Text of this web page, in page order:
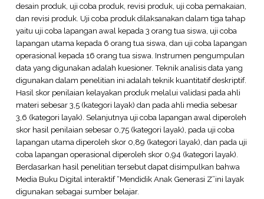
desain produk, uji coba produk, revisi produk, uji coba pemakaian,
dan revisi produk. Uji coba produk dilaksanakan dalam tiga tahap
yaitu uji coba lapangan awal kepada 3 orang tua siswa, uji coba
lapangan utama kepada 6 orang tua siswa, dan uji coba lapangan
operasional kepada 16 orang tua siswa. Instrumen pengumpulan
data yang digunakan adalah kuesioner. Teknik analisis data yang
digunakan dalam penelitian ini adalah teknik kuantitatif deskriptif.
Hasil skor penilaian kelayakan produk melalui validasi pada ahli
materi sebesar 3,5 (kategori layak) dan pada ahli media sebesar
3,6 (kategori layak). Selanjutnya uji coba lapangan awal diperoleh
skor hasil penilaian sebesar 0,75 (kategori layak), pada uji coba
lapangan utama diperoleh skor 0,89 (kategori layak), dan pada uji
coba lapangan operasional diperoleh skor 0,94 (kategori layak).
Berdasarkan hasil penelitian tersebut dapat disimpulkan bahwa
Media Buku Digital interaktif “Mendidik Anak Generasi Z”ini layak
digunakan sebagai sumber belajar.